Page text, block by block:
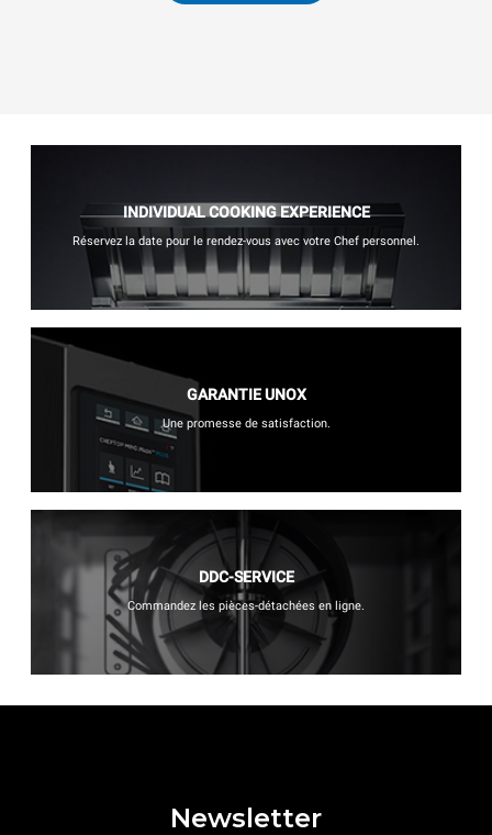
INDIVIDUAL COOKING EXPERIENCE
Réservez la date pour le rendez-vous avec votre Chef personnel.
GARANTIE UNOX
Une promesse de satisfaction.
DDC-SERVICE
Commandez les pièces-détachées en ligne.
Newsletter